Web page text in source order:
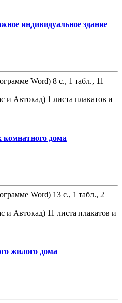
индивидуальное здание
Word) 8 с., 1 табл., 11
и Автокад) 1 листа плакатов и
комнатного дома
Word) 13 с., 1 табл., 2
и Автокад) 11 листа плакатов и
жилого дома